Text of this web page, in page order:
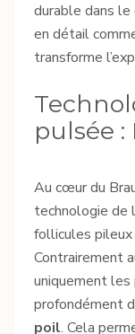
durable dans
en détail
transforme
pulsée :
Au cœur du
technologie de
follicules pileux
Contrairement
uniquement les
profondément
poil. Cela